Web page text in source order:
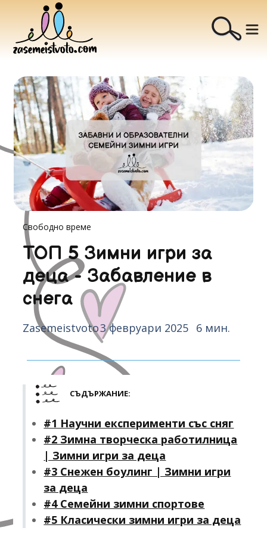
Свободно време
ТОП 5 Зимни игри за
деца - Забавление в
снега
Zasemeistvoto3 февруари 2025 6 мин.
СЪДЪРЖАНИЕ:
#1 Научни експерименти със сняг
#2 Зимна творческа работилница
| Зимни игри за деца
#3 Снежен боулинг | Зимни игри
за деца
#4 Семейни зимни спортове
#5 Класически зимни игри за деца